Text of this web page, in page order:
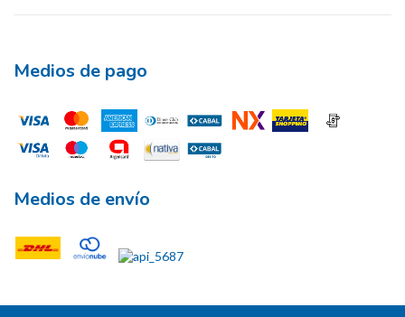
Medios de pago
Medios de envío